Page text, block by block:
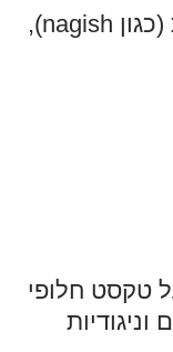
באתר שלי הוטמע תוסף נגישות (כגון nagish),
טקסט חלופי